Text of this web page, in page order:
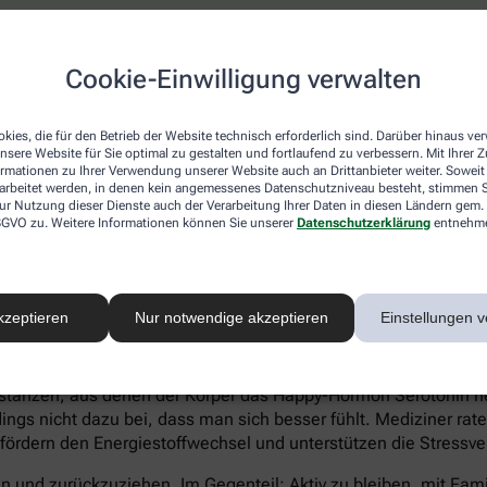
Cookie-Einwilligung verwalten
die für den Betrieb der Website technisch erforderlich sind. Darüber hinaus
Website für Sie optimal zu gestalten und fortlaufend zu verbessern. Mit Ihrer
zu Ihrer Verwendung unserer Website auch an Drittanbieter weiter. Soweit
werden, in denen kein angemessenes Datenschutzniveau besteht, stimmen
Nutzung dieser Dienste auch der Verarbeitung Ihrer Daten in diesen Ländern
zu. Weitere Informationen können Sie unserer Datenschutzerklärung
Nur notwendige akzeptieren Einstellungen
eher Ein- und Durchschlafstörungen anstatt eines
Heißhungerattacken. Ein Anzeichen für eine
sich zu kaum etwas aufraffen und sind permanent
sind typisch.
– auch wenn ein Angehöriger betroffen ist – sollte man
Deutsche Depressionshilfe auf:
Süßkram sind. Schokolade macht tatsächlich glücklich.
aus denen der Körper das Happy-Hormon Serotonin
nicht dazu bei, dass man sich besser fühlt. Mediziner
den Energiestoffwechsel und unterstützen die